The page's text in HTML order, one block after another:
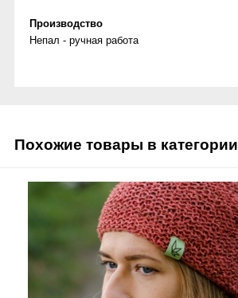
Производство
Непал - ручная работа
Похожие товары в категории